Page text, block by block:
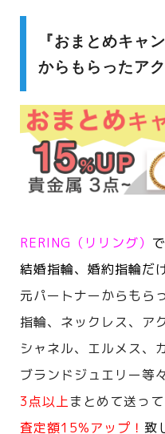
『おまとめキャ
からもらったア
RERING（リリング）
結婚指輪、婚約指輪だ
元パートナーからもら
指輪、ネックレス、ア
シャネル、エルメス、
ブランドジュエリー等々
3点以上まとめて送っ
査定額15%アップ！ 致